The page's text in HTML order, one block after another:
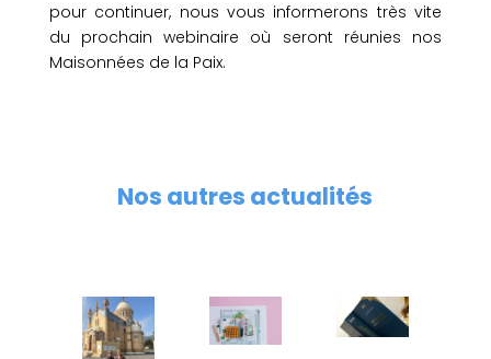
pour continuer, nous vous informerons très vite
du prochain webinaire où seront réunies nos
Maisonnées de la Paix.
Nos autres actualités